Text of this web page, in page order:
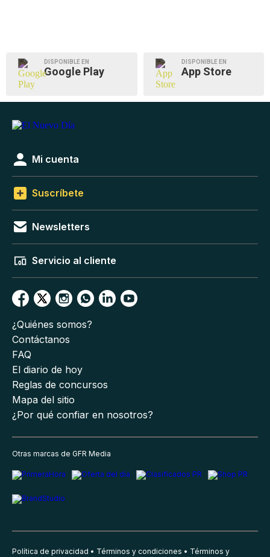
DISPONIBLE EN
Google Play
DISPONIBLE EN
App Store
Mi cuenta
Suscríbete
Newsletters
Servicio al cliente
¿Quiénes somos?
Contáctanos
FAQ
El diario de hoy
Reglas de concursos
Mapa del sitio
¿Por qué confiar en nosotros?
Otras marcas de GFR Media
Política de privacidad Términos y condiciones Términos y